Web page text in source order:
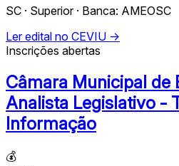
SC · Superior · Banca: AMEOSC
Ler edital no CEVIU →
Inscrições abertas
Câmara Municipal
Analista Legislativo -
Informação
💰